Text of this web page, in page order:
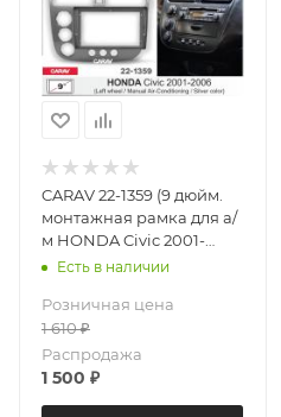
CARAV 22-1359 (9 дюйм.
монтажная рамка для а/
м HONDA Civic 2001-
2006 (только для а/м с
контроля / цвет
серебристый)
Есть в наличии
Розничная цена
1 610₽
Распродажа
1 500 ₽